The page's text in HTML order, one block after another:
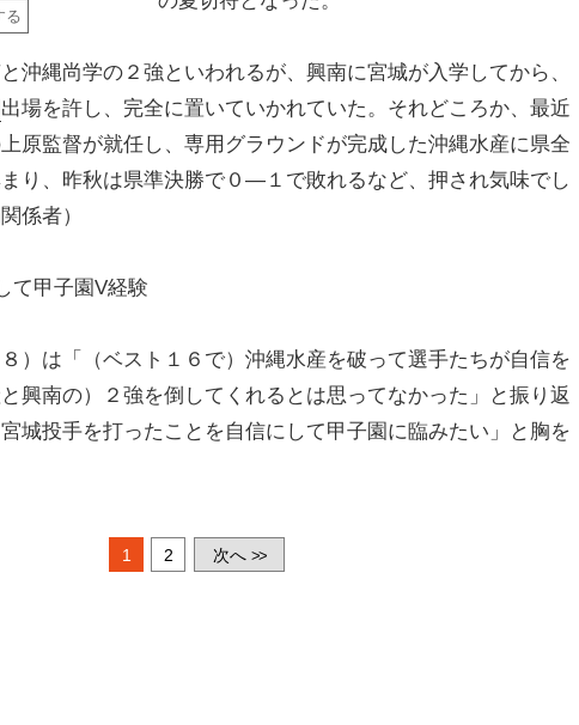
る
沖縄尚学の２強といわれるが、興南に宮城が入学してから、
出場を許し、完全に置いていかれていた。それどころか、最近
原監督が就任し、専用グラウンドが完成した沖縄水産に県全
り、昨秋は県準決勝で０―１で敗れるなど、押され気味でし
係者）
て甲子園V経験
）は「（ベスト１６で）沖縄水産を破って選手たちが自信を
興南の）２強を倒してくれるとは思ってなかった」と振り返
城投手を打ったことを自信にして甲子園に臨みたい」と胸を
1 2 次へ >>